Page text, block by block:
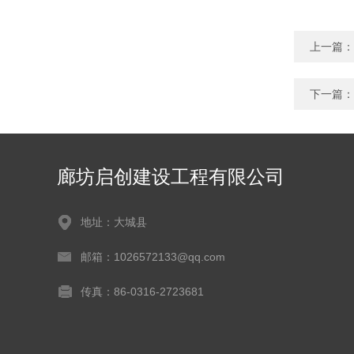
上一篇：
下一篇：
廊坊启创建设工程有限公司
地址：大城县
邮箱：1026572133@qq.com
传真：86-0316-2723681